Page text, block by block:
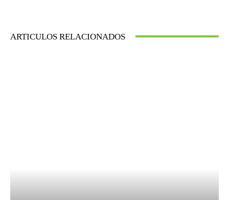
ARTICULOS RELACIONADOS